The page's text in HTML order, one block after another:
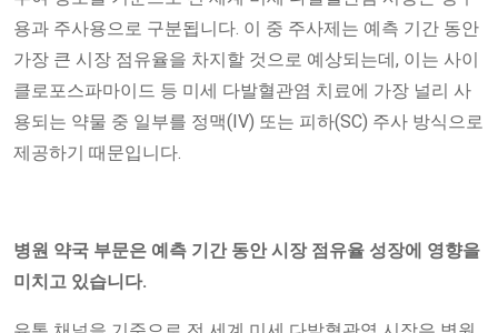
용과 주사용으로 구분됩니다. 이 중 주사제는 예측 기간 동안
가장 큰 시장 점유율을 차지할 것으로 예상되는데, 이는 사이
클로포스파마이드 등 미세 다발혈관염 치료에 가장 널리 사
용되는 약물 중 일부를 정맥(IV) 또는 피하(SC) 주사 방식으로
제공하기 때문입니다.
병원 약국 부문은 예측 기간 동안 시장 점유율 성장에 영향을
미치고 있습니다.